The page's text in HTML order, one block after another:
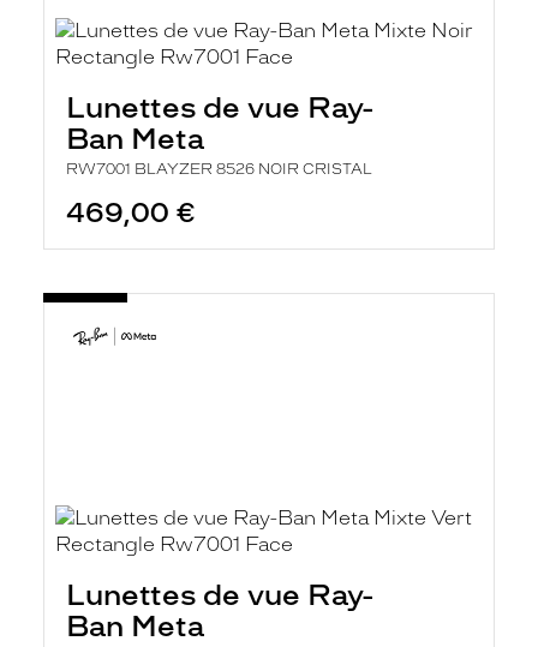
Lunettes de vue Ray-
Ban Meta
RW7001 BLAYZER 8526 NOIR CRISTAL
469,00 €
Lunettes de vue Ray-
Ban Meta